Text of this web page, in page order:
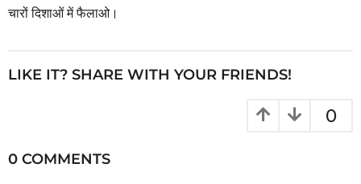
चारों दिशाओं में फैलाओ।
LIKE IT? SHARE WITH YOUR FRIENDS!
0
0 COMMENTS